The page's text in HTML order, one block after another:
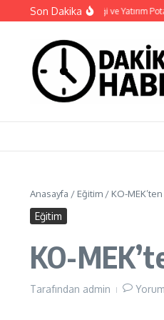
İçeriğe atlaSon Dakika
Geleceği ve Yatırım
Anasayfa / Eğitim / KO-
Eğitim
KO-
Tarafından admin